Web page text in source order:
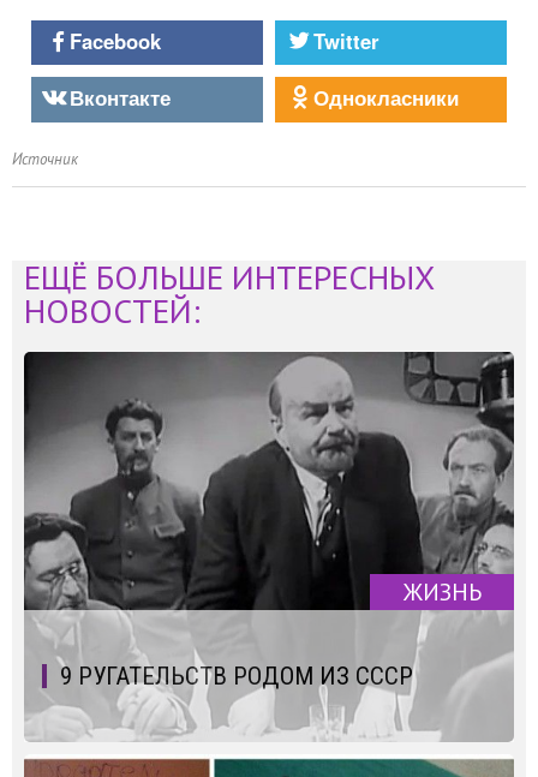
Facebook
Twitter
Вконтакте
Однокласники
Источник
ЕЩЁ БОЛЬШЕ ИНТЕРЕСНЫХ
НОВОСТЕЙ:
ЖИЗНЬ
9 РУГАТЕЛЬСТВ РОДОМ ИЗ СССР